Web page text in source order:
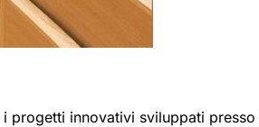
progetti innovativi sviluppati